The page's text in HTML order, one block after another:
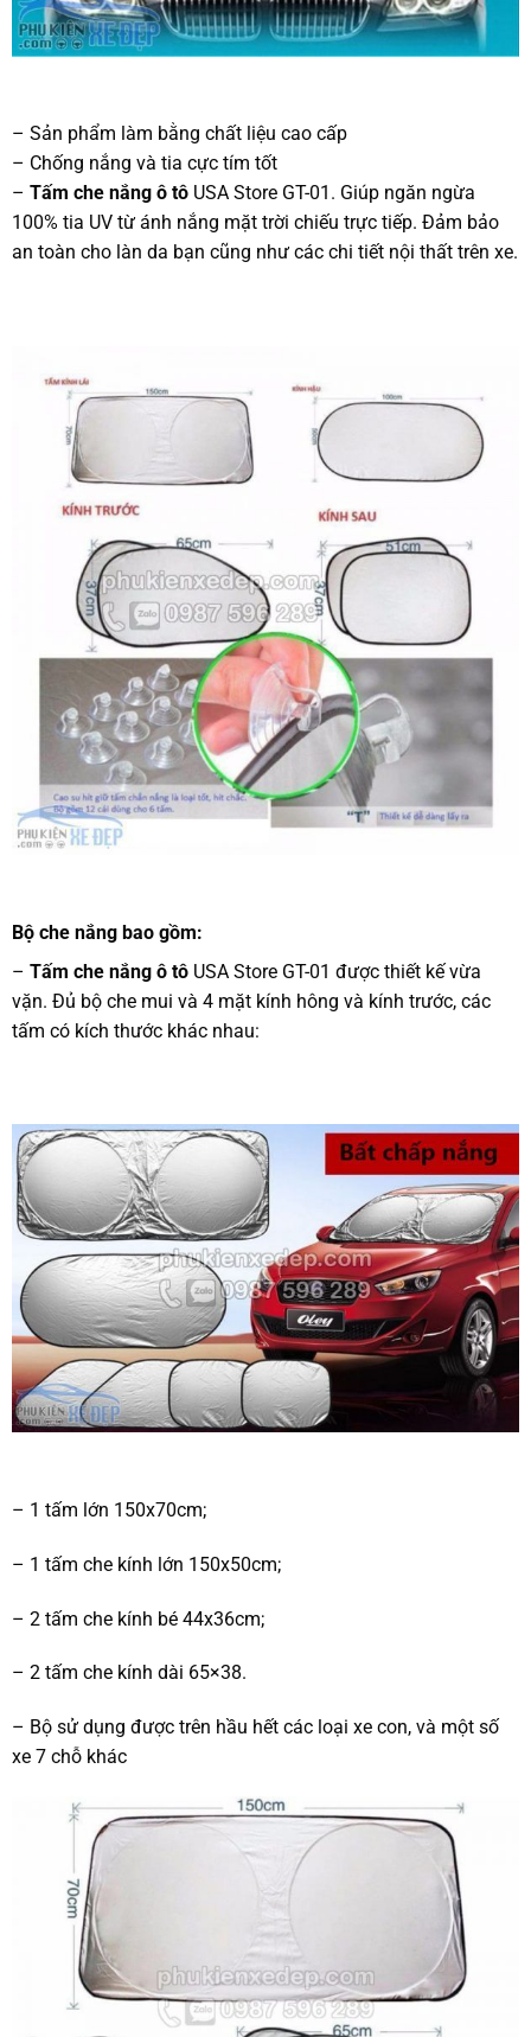
– Sản phẩm làm bằng chất liệu cao cấp
– Chống nắng và tia cực tím tốt
– Tấm che nắng ô tôUSA Store GT-01. Giúp ngăn ngừa
100% tia UV từ ánh nắng mặt trời chiếu trực tiếp. Đảm bảo
an toàn cho làn da bạn cũng như các chi tiết nội thất trên xe.
Bộ che nắng bao gồm:
– Tấm che nắng ô tôUSA Store GT-01 được thiết kế vừa
vặn. Đủ bộ che mui và 4 mặt kính hông và kính trước, các
tấm có kích thước khác nhau:
– 1 tấm lớn 150x70cm;
– 1 tấm che kính lớn 150x50cm;
– 2 tấm che kính bé 44x36cm;
– 2 tấm che kính dài 65×38.
– Bộ sử dụng được trên hầu hết các loại xe con, và một số
xe 7 chỗ khác